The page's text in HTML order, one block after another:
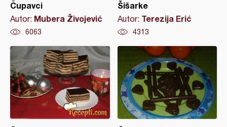
Čupavci
Autor: Mubera Živojević
6063
Šišarke
Autor: Terezija Erić
4313